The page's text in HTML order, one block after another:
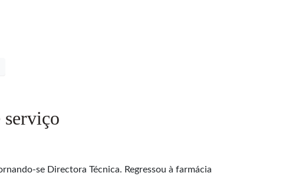
serviço
se Directora Técnica. Regressou à farmácia